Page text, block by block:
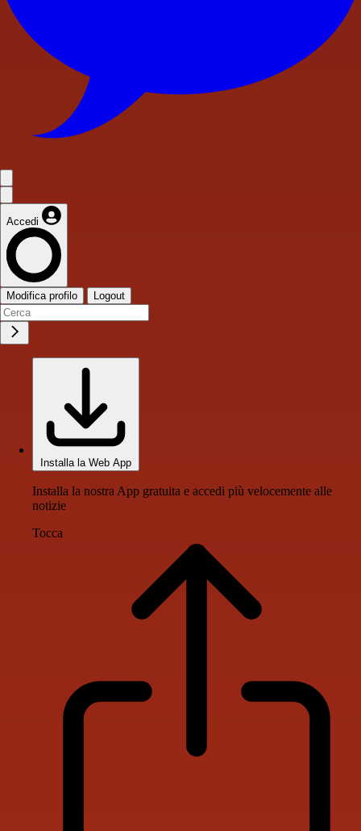
Accedi
Modifica profilo Logout
Installa la Web App
Installa la nostra App gratuita e accedi più velocemente alle
notizie
Tocca